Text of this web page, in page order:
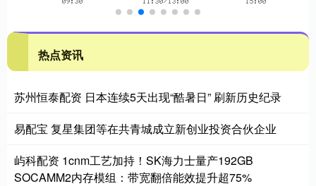
热点资讯
苏州恒泰配资 日本连续5天出现“酷暑日” 刷新历史纪录
易配宝 复星集团等在共青城成立新创业投资合伙企业
屿科配资 1cnm工艺加持！SK海力士量产192GB
SOCAMM2内存模组：带宽翻倍能效提升超75%